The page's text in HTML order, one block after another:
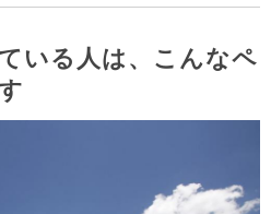
いる人は、こんなペ